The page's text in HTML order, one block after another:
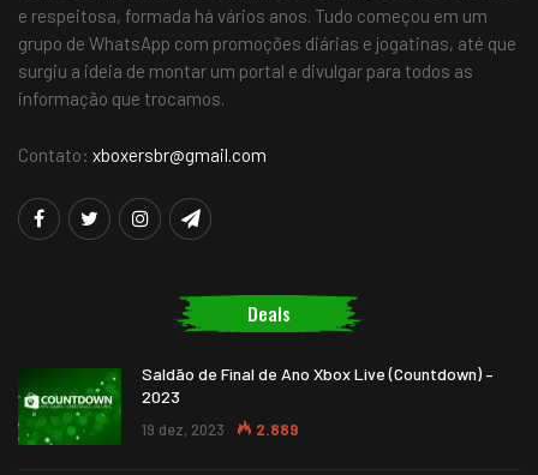
e respeitosa, formada há vários anos. Tudo começou em um
grupo de WhatsApp com promoções diárias e jogatinas, até que
surgiu a ideia de montar um portal e divulgar para todos as
informação que trocamos.
Contato: xboxersbr@gmail.com
Deals
Saldão de Final de Ano Xbox Live (Countdown) –
2023
19 dez, 2023 2.889